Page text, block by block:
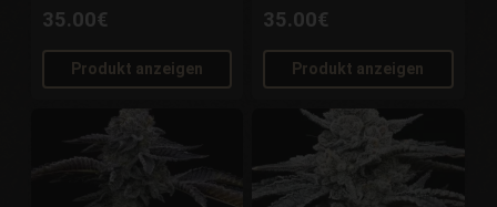
35.00€
Produkt anzeigen
35.00€
Produkt anzeigen